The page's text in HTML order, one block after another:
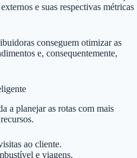
e suas respectivas métricas
conseguem otimizar as
e, consequentemente,
a planejar as rotas com mais
ao cliente.
e viagens.